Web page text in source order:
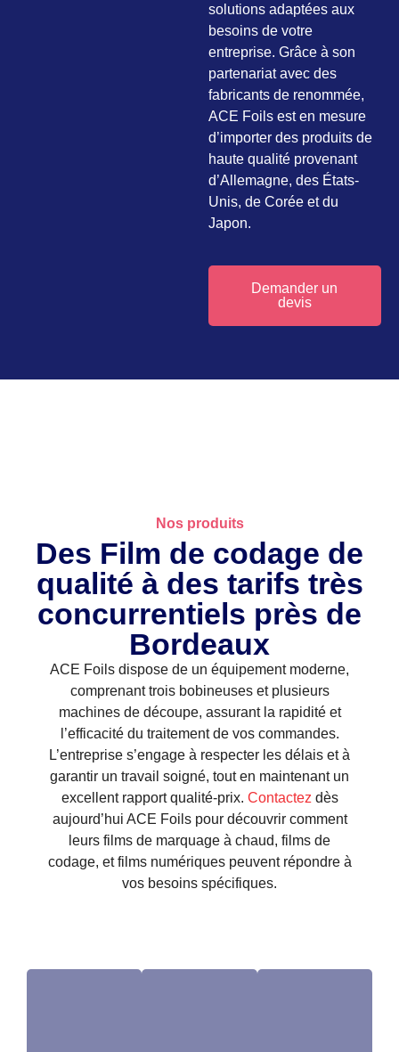
solutions adaptées aux
besoins de votre
entreprise. Grâce à son
partenariat avec des
fabricants de renommée,
ACE Foils est en mesure
d’importer des produits de
haute qualité provenant
d’Allemagne, des États-
Unis, de Corée et du
Japon.
Demander un
devis
Nos produits
Des Film de codage de
qualité à des tarifs très
concurrentiels près de
Bordeaux
ACE Foils dispose de un équipement moderne,
comprenant trois bobineuses et plusieurs
machines de découpe, assurant la rapidité et
l’efficacité du traitement de vos commandes.
L’entreprise s’engage à respecter les délais et à
garantir un travail soigné, tout en maintenant un
excellent rapport qualité-prix. Contactez dès
aujourd’hui ACE Foils pour découvrir comment
leurs films de marquage à chaud, films de
codage, et films numériques peuvent répondre à
vos besoins spécifiques.